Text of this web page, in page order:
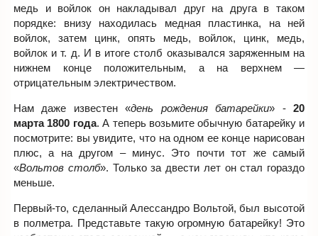
медь и войлок он накладывал друг на друга в таком
порядке: внизу находилась медная пластинка, на ней
войлок, затем цинк, опять медь, войлок, цинк, медь,
войлок и т. д. И в итоге столб оказывался заряженным на
нижнем конце положительным, а на верхнем —
отрицательным электричеством.
Нам даже известен «день рождения батарейки» -20
марта 1800 года. А теперь возьмите обычную батарейку и
посмотрите: вы увидите, что на одном ее конце нарисован
плюс, а на другом – минус. Это почти тот же самый
«Вольтов столб». Только за двести лет он стал гораздо
меньше.
Первый-то, сделанный Алессандро Вольтой, был высотой
в полметра. Представьте такую огромную батарейку! Это